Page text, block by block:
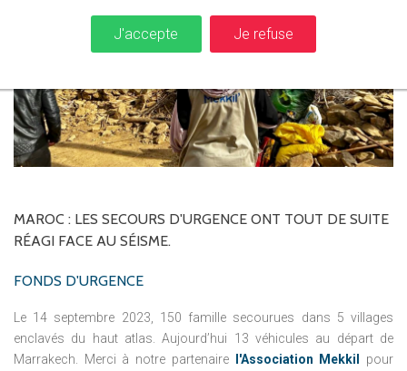
MAROC : LES SECOURS D'URGENCE ONT TOUT DE SUITE
RÉAGI FACE AU SÉISME.
FONDS D'URGENCE
Le 14 septembre 2023, 150 famille secourues dans 5 villages
enclavés du haut atlas. Aujourd’hui 13 véhicules au départ de
Marrakech. Merci à notre partenaire
l'Association Mekkil
pour
J'accepte Je refuse